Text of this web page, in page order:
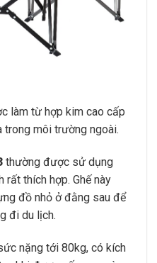
làm từ hợp kim cao cấp
trong môi trường ngoài.
thường được sử dụng
rất thích hợp. Ghế này
đồ nhỏ ở đằng sau để
đi du lịch.
nặng tới 80kg, có kích